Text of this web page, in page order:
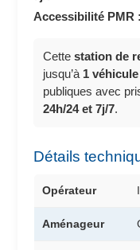
Accessibilité PMR :
Cettestation de
jusqu’à 1 véhicule
publiques avec
24h/24 et 7j/7.
Détails
Opérateur
Aménageur